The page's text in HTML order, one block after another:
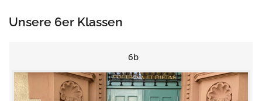
Unsere 6er Klassen
6b